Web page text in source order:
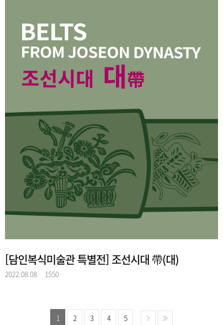
[담인복식미술관 특별전] 조선시대 帶(대)
2022.08.08 1550
1 2 3 4 5